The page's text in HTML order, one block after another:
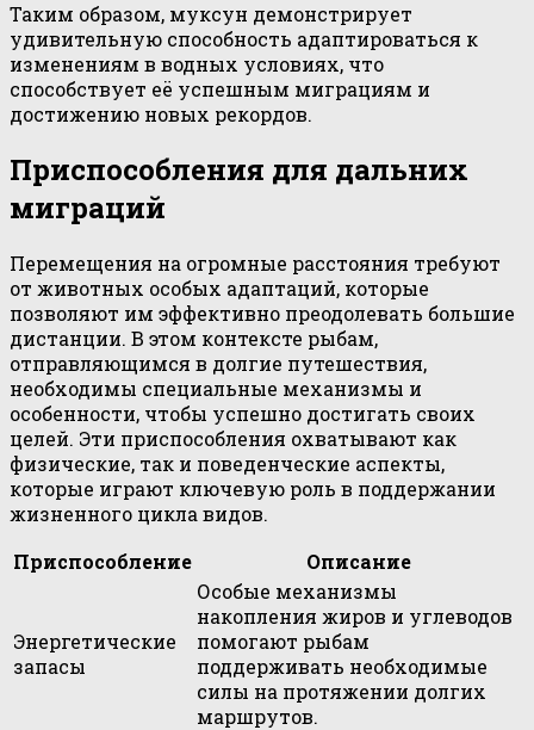
Таким образом, муксун демонстрирует
удивительную способность адаптироваться к
изменениям в водных условиях, что
способствует её успешным миграциям и
достижению новых рекордов.
Приспособления для дальних
миграций
Перемещения на огромные расстояния требуют
от животных особых адаптаций, которые
позволяют им эффективно преодолевать большие
дистанции. В этом контексте рыбам,
отправляющимся в долгие путешествия,
необходимы специальные механизмы и
особенности, чтобы успешно достигать своих
целей. Эти приспособления охватывают как
физические, так и поведенческие аспекты,
которые играют ключевую роль в поддержании
жизненного цикла видов.
Приспособление
Описание
Энергетические
запасы
Особые механизмы
накопления жиров и углеводов
помогают рыбам
поддерживать необходимые
силы на протяжении долгих
маршрутов.